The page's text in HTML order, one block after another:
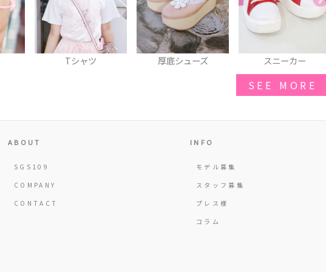
厚底シューズ スニーカー トートバッグ
SEE MORE
ABOUT
SGS109
COMPANY
CONTACT
INFO
モデル募集
スタッフ募集
プレス様
コラム